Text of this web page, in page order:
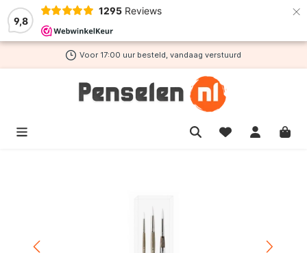
9,8
1295 Reviews ×
hoofdinhoud
Voor 17:00 uur besteld, vandaag verstuurd